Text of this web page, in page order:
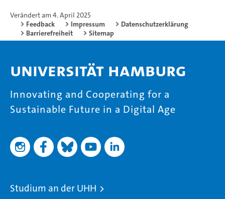
Verändert am 4. April 2025
Feedback
Impressum
Datenschutzerklärung
Barrierefreiheit
Sitemap
Universität Hamburg
Innovating and Cooperating for a
Sustainable Future in a Digital Age
Studium an der UHH